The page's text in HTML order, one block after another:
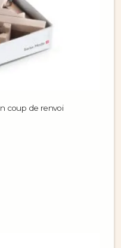
coup de renvoi